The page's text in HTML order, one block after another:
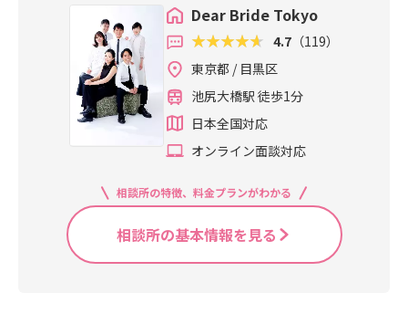
Dear Bride Tokyo
4.7 （119）
東京都 / 目黒区
池尻大橋駅 徒歩1分
日本全国対応
オンライン面談対応
相談所の特徴、料金プランがわかる
相談所の基本情報を見る